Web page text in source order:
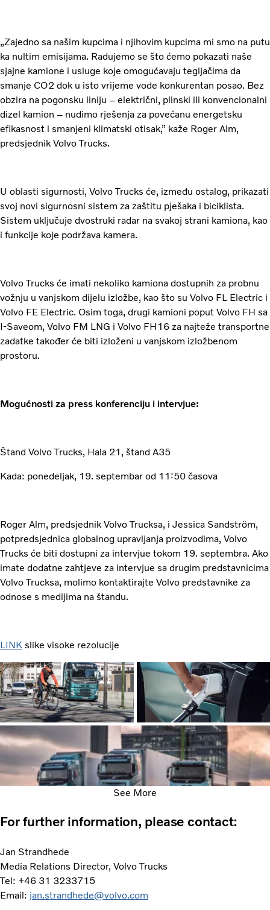
„Zajedno sa našim kupcima i njihovim kupcima mi smo na putu
ka nultim emisijama. Radujemo se što ćemo pokazati naše
sjajne kamione i usluge koje omogućavaju tegljačima da
smanje CO2 dok u isto vrijeme vode konkurentan posao. Bez
obzira na pogonsku liniju – električni, plinski ili konvencionalni
dizel kamion – nudimo rješenja za povećanu energetsku
efikasnost i smanjeni klimatski otisak,” kaže Roger Alm,
predsjednik Volvo Trucks.
U oblasti sigurnosti, Volvo Trucks će, između ostalog, prikazati
svoj novi sigurnosni sistem za zaštitu pješaka i biciklista.
Sistem uključuje dvostruki radar na svakoj strani kamiona, kao
i funkcije koje podržava kamera.
Volvo Trucks će imati nekoliko kamiona dostupnih za probnu
vožnju u vanjskom dijelu izložbe, kao što su Volvo FL Electric i
Volvo FE Electric. Osim toga, drugi kamioni poput Volvo FH sa
I-Saveom, Volvo FM LNG i Volvo FH16 za najteže transportne
zadatke također će biti izloženi u vanjskom izložbenom
prostoru.
Mogućnosti za press konferenciju i intervjue:
Štand Volvo Trucks, Hala 21, štand A35
Kada: ponedeljak, 19. septembar od 11:50 časova
Roger Alm, predsjednik Volvo Trucksa, i Jessica Sandström,
potpredsjednica globalnog upravljanja proizvodima, Volvo
Trucks će biti dostupni za intervjue tokom 19. septembra. Ako
imate dodatne zahtjeve za intervjue sa drugim predstavnicima
Volvo Trucksa, molimo kontaktirajte Volvo predstavnike za
odnose s medijima na štandu.
LINK slike visoke rezolucije
See More
For further information, please contact:
Jan Strandhede
Media Relations Director, Volvo Trucks
Tel: +46 31 3233715
Email: jan.strandhede@volvo.com